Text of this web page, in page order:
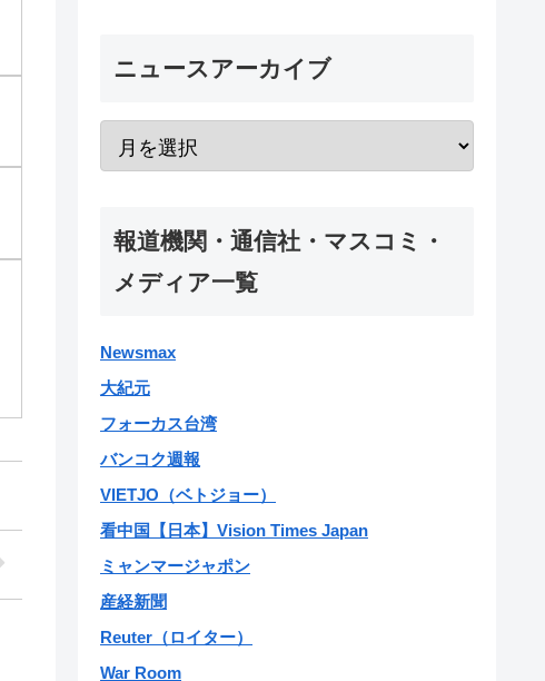
ニュースアーカイブ
報道機関・通信社・マスコミ・
メディア一覧
Newsmax
大紀元
フォーカス台湾
バンコク週報
VIETJO（ベトジョー）
看中国【日本】Vision Times Japan
ミャンマージャポン
産経新聞
Reuter（ロイター）
War Room